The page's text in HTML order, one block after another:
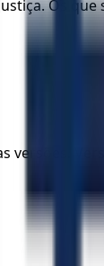
Os
versões.